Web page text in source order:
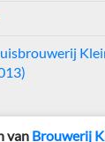
van Brouwerij